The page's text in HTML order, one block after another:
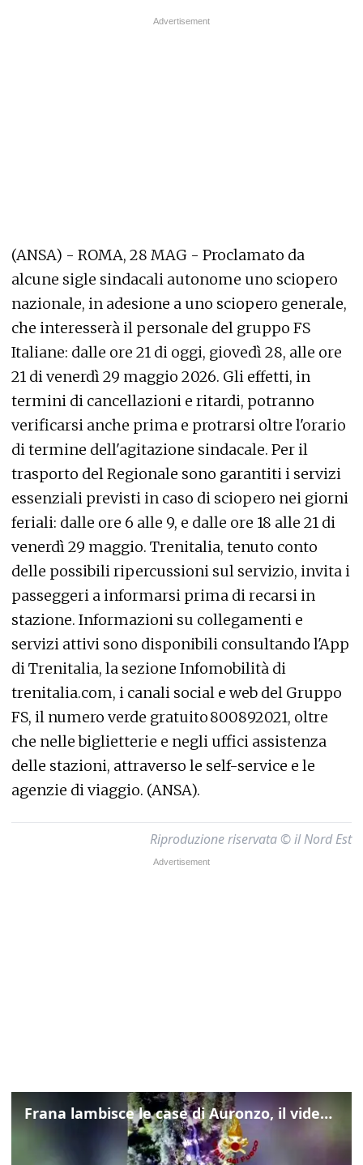
(ANSA) - ROMA, 28 MAG - Proclamato da
alcune sigle sindacali autonome uno sciopero
nazionale, in adesione a uno sciopero generale,
che interesserà il personale del gruppo FS
Italiane: dalle ore 21 di oggi, giovedì 28, alle ore
21 di venerdì 29 maggio 2026. Gli effetti, in
termini di cancellazioni e ritardi, potranno
verificarsi anche prima e protrarsi oltre l'orario
di termine dell'agitazione sindacale. Per il
trasporto del Regionale sono garantiti i servizi
essenziali previsti in caso di sciopero nei giorni
feriali: dalle ore 6 alle 9, e dalle ore 18 alle 21 di
venerdì 29 maggio. Trenitalia, tenuto conto
delle possibili ripercussioni sul servizio, invita i
passeggeri a informarsi prima di recarsi in
stazione. Informazioni su collegamenti e
servizi attivi sono disponibili consultando l'App
di Trenitalia, la sezione Infomobilità di
trenitalia.com, i canali social e web del Gruppo
FS, il numero verde gratuito 800892021, oltre
che nelle biglietterie e negli uffici assistenza
delle stazioni, attraverso le self-service e le
agenzie di viaggio. (ANSA).
Riproduzione riservata © il Nord Est
Frana lambisce le case di Auronzo, il video dall'elicottero dei vigili del fuoco